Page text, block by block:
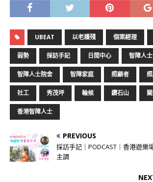
UBEAT 以老護殘 個案經理
弱勢 採訪手記 日間中心 智障人士
智障人士院舍 智障家庭 照顧者
社工 秀茂坪 輪候 鑽石山
香港智障人士
PREVIOUS
採訪手記｜PODCAST｜香港遊
主調